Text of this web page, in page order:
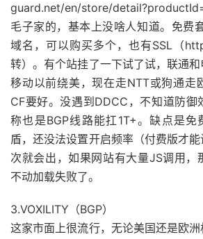
guard.net/en/store/
毛子家的，基本上没啥人知道。免费
域名，可以购买多个，也有SSL（
转）。有个站挂了一下试了试，联通和
移动以前绕美，现在走NTT或狗通走
CF要好。没遇到DDCC，不知道防御
称也是BGP线路能扛1T+。缺点是
盾，还没法设置开启频率（付费版才
次就会出，如果网站有大量JS调用，
不动加载失败了。
3.VOXILITY（BGP）
这家市面上很流行，无论美国还是欧